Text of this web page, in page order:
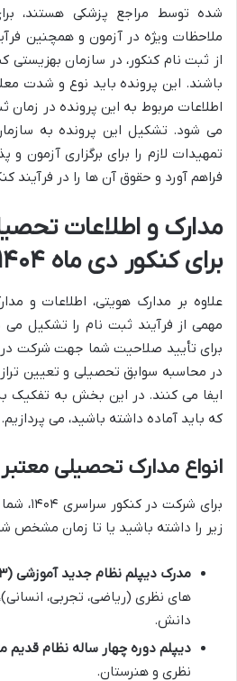
شده توسط مراجع پزشکی هستند،
ملاحظات ویژه در آزمون و همچنین
از ثبت نام کنکور، در سازمان
باشند. این پرونده باید نوع و شدت
اطلاعات مربوط به این پرونده در
می شود. تشکیل این پرونده به
تمهیدات لازم را برای برگزاری آزمون و
فراهم آورد و حقوق آن ها را در فرآیند
مدارک و اطلاعات
برای کنکور دی ماه ۱۴۰۴
علاوه بر مدارک هویتی، اطلاعات و
مهمی از فرآیند ثبت نام را تشکیل می
برای تأیید صلاحیت شما جهت شرکت
در محاسبه سوابق تحصیلی و تعیین
ایفا می کنند. در این بخش به تفکیک
که باید آماده داشته باشید، می پردازیم.
انواع مدارک تحصیلی معتبر
برای
زیر را داشته باشید یا تا زمان مشخص
مدرک دیپلم نظام جدید آموزشی (۳-۳-۶):
های نظری (ریاضی، تجربی،
دانش.
دیپلم دوره چهار ساله نظام قدیم
نظری و هنرستان.